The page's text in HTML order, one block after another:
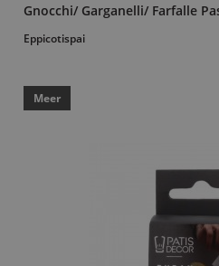
Gnocchi/ Garganelli/ Farfalle
Eppicotispai
Meer